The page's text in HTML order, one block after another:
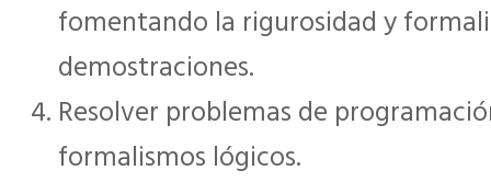
fomentando la rigurosidad y
demostraciones.
Resolver problemas de
formalismos lógicos.